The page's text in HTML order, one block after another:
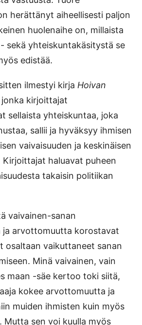
herättänyt aiheellisesti paljon
huolenaihe on, millaista
sekä yhteiskuntakäsitystä se
edistää.
ilmestyi kirja Hoivan
jonka kirjoittajat
sellaista yhteiskuntaa, joka
sallii ja hyväksyy ihmisen
vaivaisuuden ja keskinäisen
Kirjoittajat haluavat puheen
takaisin politiikan
vaivainen-sanan
arvottomuutta korostavat
osaltaan vaikuttaneet sanan
Minä vaivainen, vain
maan -säe kertoo toki siitä,
kokee arvottomuutta ja
muiden ihmisten kuin myös
Mutta sen voi kuulla myös